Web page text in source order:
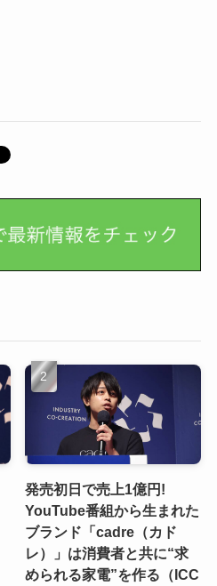
発売初日で売上1億円!
YouTube番組から生まれた
ブランド「cadre（カド
レ）」は消費者と共に“求
められる家電”を作る（ICC